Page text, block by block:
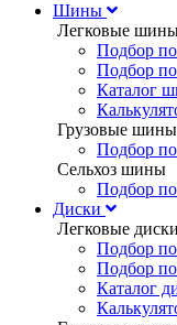
Шины
Легковые
Подбор
Подбор
Каталог
Грузовые шины
Подбор
Сельхоз шины
Подбор
Диски
Легковые диски
Подбор
Подбор
Каталог